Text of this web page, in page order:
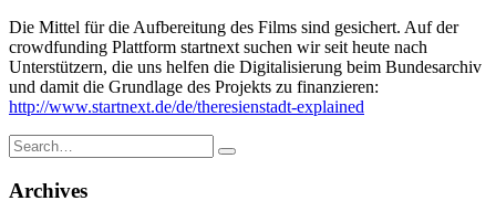
Die Mittel für die Aufbereitung des Films sind gesichert. Auf der
crowdfunding Plattform startnext suchen wir seit heute nach
Unterstützern, die uns helfen die Digitalisierung beim Bundesarchiv
und damit die Grundlage des Projekts zu finanzieren:
http://www.startnext.de/de/theresienstadt-explained
Search
for:
Archives